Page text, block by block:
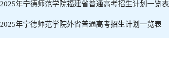
2025年宁德师范学院福建省普通高考招生计划一览表
2025年宁德师范学院外省普通高考招生计划一览表